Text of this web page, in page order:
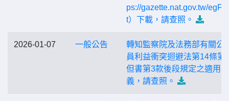
ps://gazette.nat.gov.tw/
t）下載，請查照。
2026-01-07 一般公告
轉知監察院及法務部有關公
員利益衝突迴避法第14條第
但書第3款後段規定之適用疑
義，請查照。